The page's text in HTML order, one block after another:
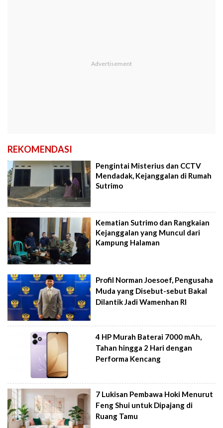
REKOMENDASI
Pengintai Misterius dan CCTV
Mendadak, Kejanggalan di Rumah
Sutrimo
Kematian Sutrimo dan Rangkaian
Kejanggalan yang Muncul dari
Kampung Halaman
Profil Norman Joesoef, Pengusaha
Muda yang Disebut-sebut Bakal
Dilantik Jadi Wamenhan RI
4 HP Murah Baterai 7000 mAh,
Tahan hingga 2 Hari dengan
Performa Kencang
7 Lukisan Pembawa Hoki Menurut
Feng Shui untuk Dipajang di
Ruang Tamu